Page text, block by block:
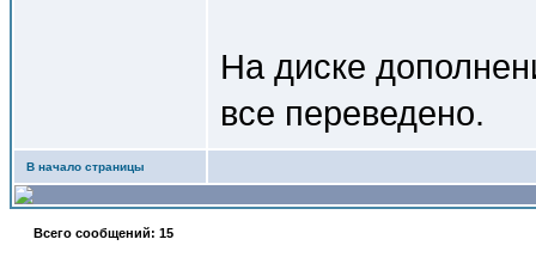
На диске
все переведено.
В начало страницы
Всего сообщений: 15